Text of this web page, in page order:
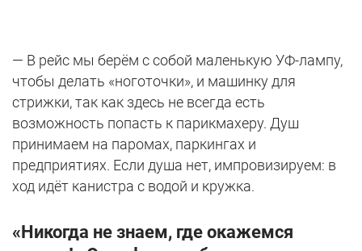
— В рейс мы берём с собой маленькую УФ-лампу,
чтобы делать «ноготочки», и машинку для
стрижки, так как здесь не всегда есть
возможность попасть к парикмахеру. Душ
принимаем на паромах, паркингах и
предприятиях. Если душа нет, импровизируем: в
ход идёт канистра с водой и кружка.
«Никогда не знаем, где окажемся